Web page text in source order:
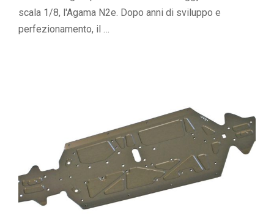
scala 1/8, l'Agama N2e. Dopo anni di sviluppo e
perfezionamento, il …